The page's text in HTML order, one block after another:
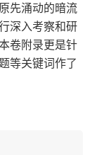
先涌动的暗流
深入考察和研
卷附录更是针
等关键词作了